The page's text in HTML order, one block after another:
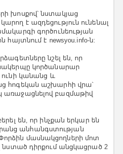
խոսքով՝ նստակյաց
է ազդեցություն ունենալ
գործունեության
հայտնում է newsyou.info-ն:
նշել են, որ
կործանարար
ունի կանանց և
հոգեկան աշխարհի վրա՝
բազմաթիվ
են, որ ինչքան երկար են
անհանգստության
մասնակցողների մոտ
դիրքում անցկացրած 2